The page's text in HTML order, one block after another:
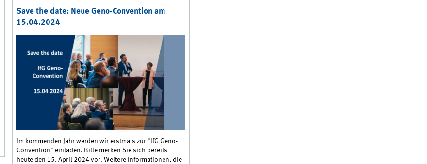
Save the date: Neue Geno-Convention am
15.04.2024
Im kommenden Jahr werden wir erstmals zur "IfG Geno-
Convention" einladen. Bitte merken Sie sich bereits
heute den 15. April 2024 vor. Weitere Informationen, die